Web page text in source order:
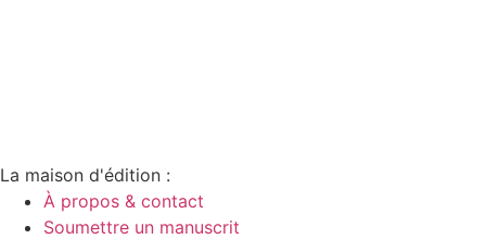
La maison d'édition :
À propos & contact
Soumettre un manuscrit